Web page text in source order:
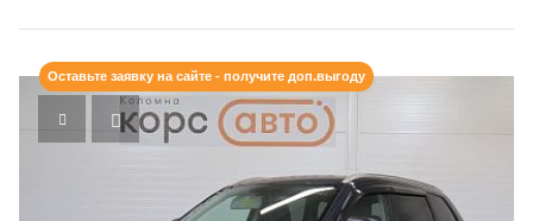
Оставьте заявку на сайте - получите доп.выгоду